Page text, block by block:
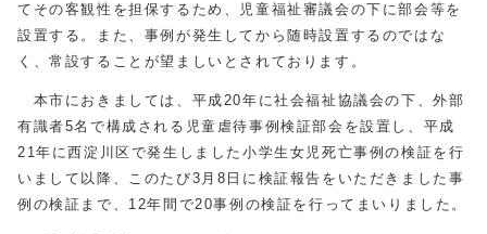
てその客観性を担保するため、児童福祉審議会の下に部会等を
設置する。また、事例が発生してから随時設置するのではな
く、常設することが望ましいとされております。
本市におきましては、平成20年に社会福祉協議会の下、外部
有識者5名で構成される児童虐待事例検証部会を設置し、平成
21年に西淀川区で発生しました小学生女児死亡事例の検証を行
いまして以降、このたび3月8日に検証報告をいただきました事
例の検証まで、12年間で20事例の検証を行ってまいりました。